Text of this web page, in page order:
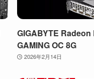
GIGABYTE Radeon
GAMING OC 8G
2026年2月14日